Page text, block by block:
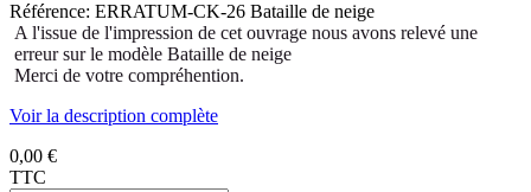
Référence: ERRATUM-CK-26 Bataille de neige
A l'issue de l'impression de cet ouvrage nous avons relevé une
erreur sur le modèle Bataille de neige
Merci de votre compréhention.
Voir la description complète
0,00 €
TTC